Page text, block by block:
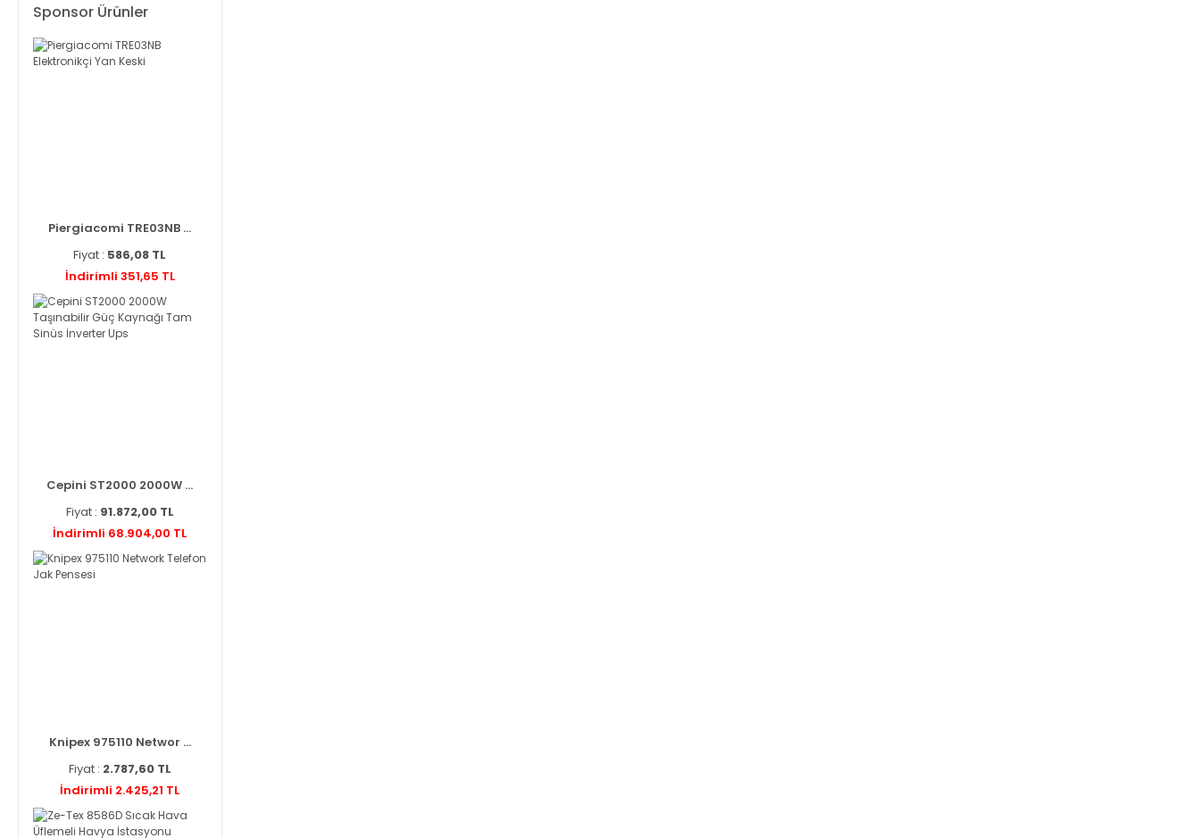
Sponsor Ürünler
Piergiacomi TRE03NB ...
Fiyat : 586,08 TL
İndirimli 351,65 TL
Cepini ST2000 2000W ...
Fiyat : 91.872,00 TL
İndirimli 68.904,00 TL
Knipex 975110 Networ ...
Fiyat : 2.787,60 TL
İndirimli 2.425,21 TL